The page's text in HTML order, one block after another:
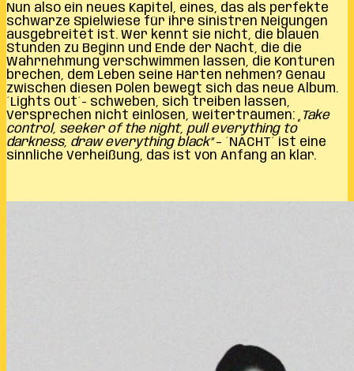
Nun also ein neues Kapitel, eines, das als perfekte
schwarze Spielwiese für ihre sinistren Neigungen
ausgebreitet ist. Wer kennt sie nicht, die blauen
Stunden zu Beginn und Ende der Nacht, die die
Wahrnehmung verschwimmen lassen, die Konturen
brechen, dem Leben seine Härten nehmen? Genau
zwischen diesen Polen bewegt sich das neue Album.
´Lights Out´- schweben, sich treiben lassen,
Versprechen nicht einlösen, weiterträumen: „Take
control, seeker of the night, pull everything to
darkness, draw everything black”– ´NACHT´ ist eine
sinnliche Verheißung, das ist von Anfang an klar.